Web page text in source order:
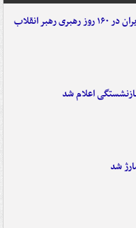
اعلام شد